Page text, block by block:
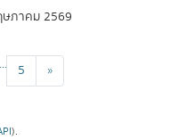
ภาคม 2569
... 5 »
).